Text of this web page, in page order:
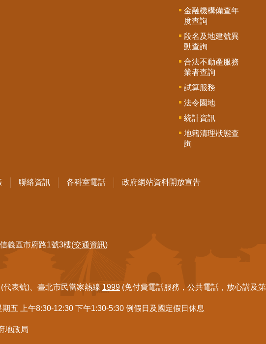
金融機構備查年
度查詢
段名及地建號異
動查詢
合法不動產服務
業者查詢
試算服務
法令園地
統計資訊
地籍清理狀態查
詢
聯絡資訊 各科室電話 政府網站資料開放宣告
義區市府路1號3樓(交通資訊)
代表號)、臺北市民當家熱線 1999 (免付費電話服務，公共電話，放心講及
五 上午8:30-12:30 下午1:30-5:30 例假日及國定假日休息
地政局